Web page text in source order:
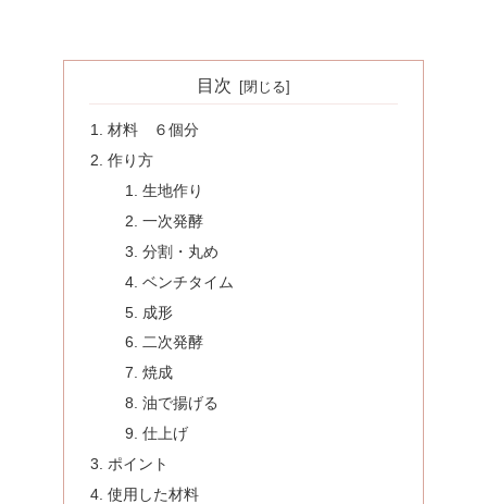
目次
材料 ６個分
作り方
生地作り
一次発酵
分割・丸め
ベンチタイム
成形
二次発酵
焼成
油で揚げる
仕上げ
ポイント
使用した材料